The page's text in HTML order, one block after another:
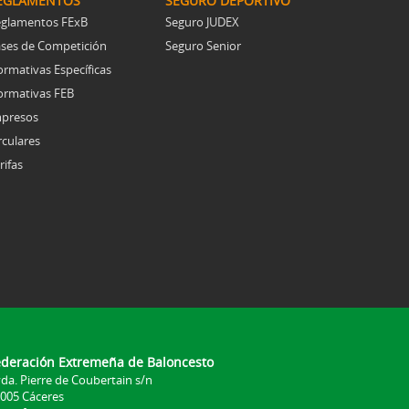
FExB
de Competición
Específicas
FEB
Seguro JUDEX
Seguro Senior
Extremeña de Baloncesto
Pierre de Coubertain s/n
Cáceres